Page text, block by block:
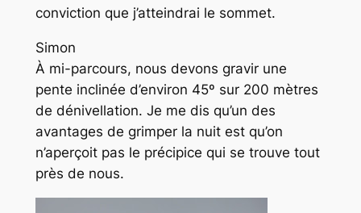
conviction que j’atteindrai le sommet.
Simon
À mi-parcours, nous devons gravir une
pente inclinée d’environ 45º sur 200 mètres
de dénivellation. Je me dis qu’un des
avantages de grimper la nuit est qu’on
n’aperçoit pas le précipice qui se trouve tout
près de nous.